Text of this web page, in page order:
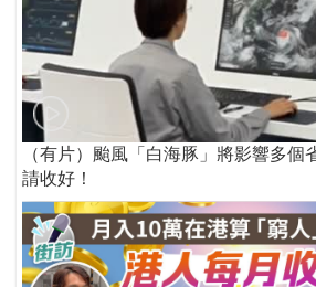
（有片）颱風「白海豚」將影響多
請收好！